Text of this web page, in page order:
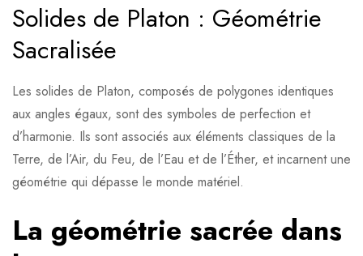
Solides de Platon : Géométrie
Sacralisée
Les solides de Platon, composés de polygones identiques
aux angles égaux, sont des symboles de perfection et
d’harmonie. Ils sont associés aux éléments classiques de la
Terre, de l’Air, du Feu, de l’Eau et de l’Éther, et incarnent une
géométrie qui dépasse le monde matériel.
La géométrie sacrée dans